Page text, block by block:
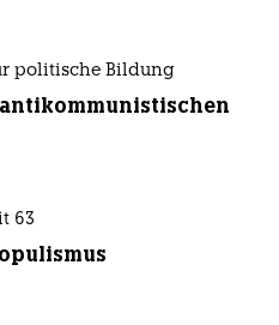
politische Bildung
63